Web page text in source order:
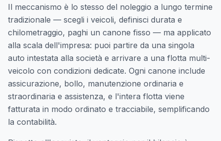
Il meccanismo è lo stesso del noleggio a lungo termine
tradizionale — scegli i veicoli, definisci durata e
chilometraggio, paghi un canone fisso — ma applicato
alla scala dell'impresa: puoi partire da una singola
auto intestata alla società e arrivare a una flotta multi-
veicolo con condizioni dedicate. Ogni canone include
assicurazione, bollo, manutenzione ordinaria e
straordinaria e assistenza, e l'intera flotta viene
fatturata in modo ordinato e tracciabile, semplificando
la contabilità.